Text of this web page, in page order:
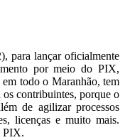
para lançar oficialmente
por meio do PIX,
todo o Maranhão, tem
contribuintes, porque o
de agilizar processos
licenças e muito mais.
PIX.